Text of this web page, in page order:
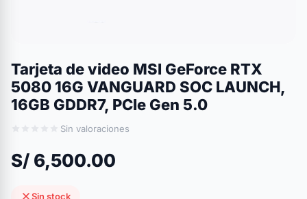
Tarjeta de video MSI GeForce RTX
5080 16G VANGUARD SOC LAUNCH,
16GB GDDR7, PCIe Gen 5.0
Sin valoraciones
S/ 6,500.00
Sin stock